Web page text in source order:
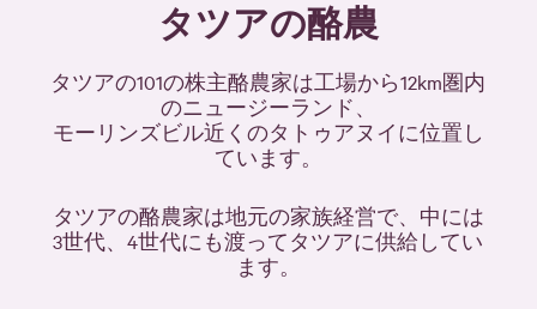
タツアの酪農
タツアの101の株主酪農家は工場から12km圏内
のニュージーランド、
モーリンズビル近くのタトゥアヌイに位置し
ています。
タツアの酪農家は地元の家族経営で、中には
3世代、4世代にも渡ってタツアに供給してい
ます。